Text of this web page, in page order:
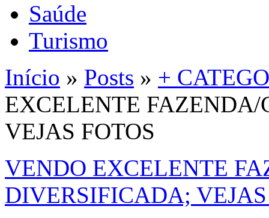
Saúde
Turismo
Início » Posts » +
EXCELENTE
VEJAS FOTOS
VENDO EXCELENTE
DIVERSIFICADA;